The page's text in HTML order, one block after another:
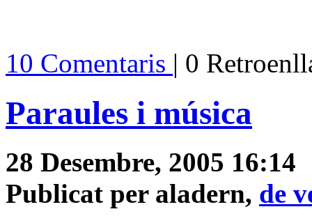
10 Comentaris | 0
Paraules i música
28 Desembre, 2005 16:14
Publicat per aladern, de